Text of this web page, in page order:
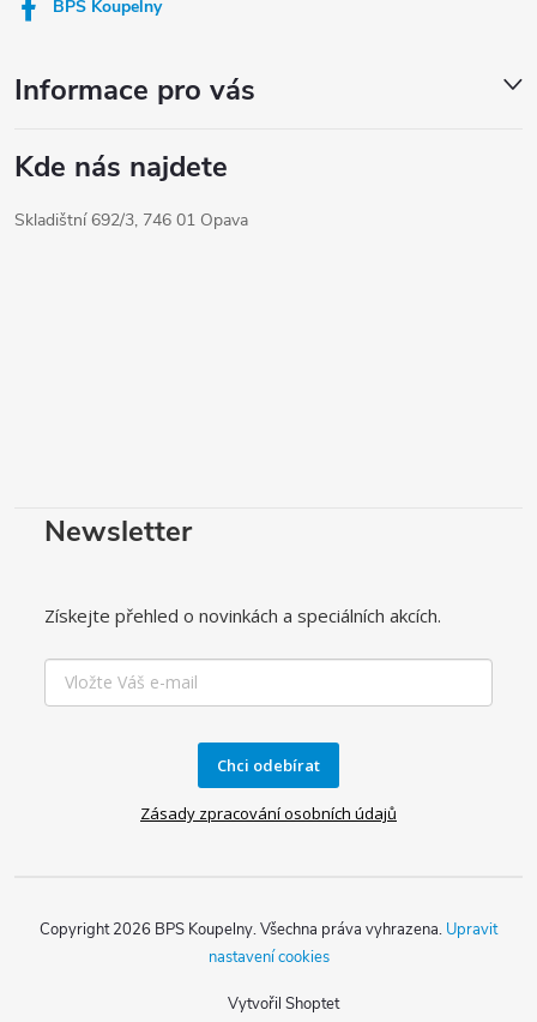
BPS Koupelny
Informace pro vás
Kde nás najdete
Skladištní 692/3, 746 01 Opava
Newsletter
Získejte přehled o novinkách a speciálních akcích.
Chci odebírat
Zásady zpracování osobních údajů
Vytvořil Shoptet
Copyright 2026 BPS Koupelny. Všechna práva vyhrazena. Upravit
nastavení cookies